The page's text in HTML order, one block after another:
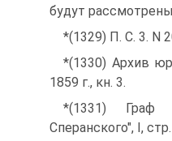
будут
*(1329) П. С. 3. N
*(1330) Архив
1859 г., кн. 3.
*(1331) Граф
Сперанского", I,